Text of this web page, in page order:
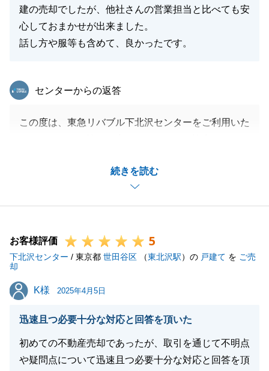
建の売却でしたが、他社さんの営業担当と比べても安
心しておまかせが出来ました。
話し方や服等も含めて、良かったです。
続きを読む
東急リバブル
センターからの返答
この度は、東急リバブル下北沢センターをご利用いた
売却のご相談から引き渡しまで約半年、測量のことや
買換え先の話などいろいろありましたが、良いお住み
替えが出来、私も自分の事の様にうれしく思います。
さい。
ありがとうございました。
お客様評価 5
下北沢センター / 東京都 世田谷区 （東北沢駅）の 戸建て を ご売
却
K様
K様 2025年4月5日
迅速且つ必要十分な対応と回答を頂いた
初めての不動産売却であったが、取引を通じて不明点
や疑問点について迅速且つ必要十分な対応と回答を頂